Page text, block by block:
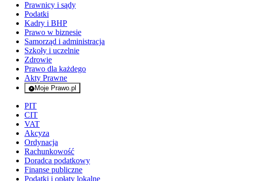
Prawnicy i sądy
Podatki
Kadry i BHP
Prawo w biznesie
Samorząd i administracja
Szkoły i uczelnie
Zdrowie
Prawo dla każdego
Akty Prawne
Moje Prawo.pl
- rejestracja i logowanie do serwisu
PIT
CIT
VAT
Akcyza
Ordynacja
Rachunkowość
Doradca podatkowy
Finanse publiczne
Podatki i opłaty lokalne